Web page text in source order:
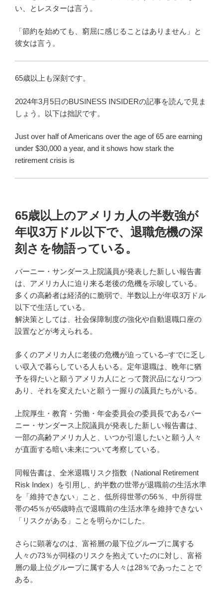
い、とレスターは言う。
「節約を始めても、窮屈に感じることはありません」と
彼女は言う。
65歳以上も深刻です。
2024年3月5日のBUSINESS INSIDERの記事を読んで見ま
しょう。以下は拙訳です。
Just over half of Americans over the age of 65 are earning
under $30,000 a year, and it shows how stark the
retirement crisis is
65歳以上のアメリカ人の半数強が
年収3万ドル以下で、退職危機の深
刻さを物語っている。
バーニー・サンダース上院議員が発表した新しい報告書
は、アメリカ人に迫り来る老後の危機を示唆している。
多くの高齢者は経済的に脆弱で、半数以上が年収3万ドル
以下で生活している。
解決策としては、社会保障制度の強化や自動退職口座の
設置などが考えられる。
多くのアメリカ人に老後の危機が迫っている–すでに乏し
い収入で暮らしている人もいる。定年退職は、晩年に猶
予を得たいと願うアメリカ人にとって贅沢品になりつつ
あり、それを変えたいと願う一握りの議員たちがいる。
上院厚生・教育・労働・年金委員会の委員長であるバー
ニー・サンダース上院議員が発表した新しい報告書は、
一部の高齢アメリカ人と、いつか引退したいと願う人々
が直面する暗い未来について考察している。
同報告書は、全米退職リスク指数（National Retirement
Risk Index）を引用し、約半数の世帯が退職前の生活水準
を「維持できない」こと、低所得世帯の56％、中所得世
帯の45％が65歳時点で退職前の生活水準を維持できない
「リスクがある」ことを明らかにした。
さらに顕著なのは、富裕層の最下位グループに属する
人々の73％が同様のリスクを抱えていたのに対し、富裕
層の最上位グループに属する人々は28％であったことで
ある。